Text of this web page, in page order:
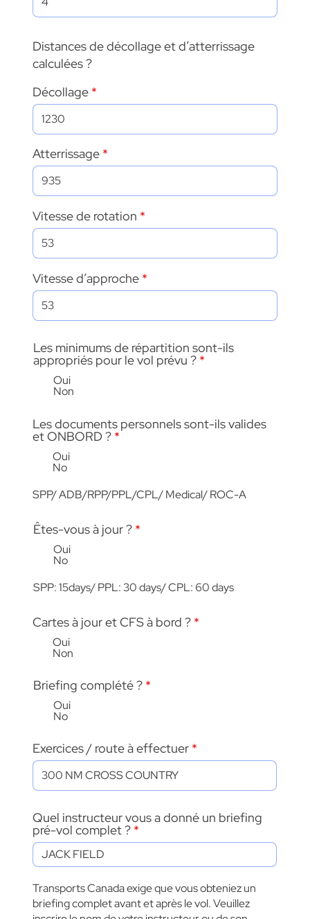
Distances de décollage et d’atterrissage
calculées ?
Décollage
Vitesse de rotation
Atterrissage
Vitesse d’approche
Les documents personnels sont-ils valides
et ONBORD ? *
Oui
No
SPP/ ADB/RPP/PPL/CPL/ Medical/ ROC-A
Êtes-vous à jour ? *
Oui
No
SPP: 15days/ PPL: 30 days/ CPL: 60 days
Cartes à jour et CFS à bord ? *
Oui
Non
Briefing complété ? *
Oui
No
Exercices / route à effectuer
Quel instructeur vous a donné un briefing
pré-vol complet ?
Transports Canada exige que vous obteniez un
briefing complet avant et après le vol. Veuillez
Les minimums de répartition sont-ils
appropriés pour le vol prévu ? *
Oui
Non